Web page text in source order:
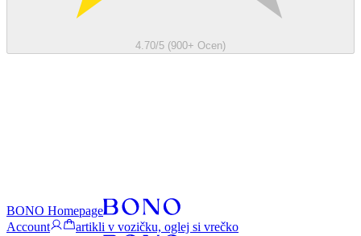
4.70/5 (900+ Ocen)
BONO Homepage
Account
artikli v vozičku, oglej si vrečko